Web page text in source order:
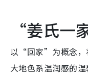
“姜氏一
以“回家”为概念，
大地色系温润感的